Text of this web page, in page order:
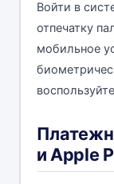
Войти в
отпечатку
мобильное
и Apple